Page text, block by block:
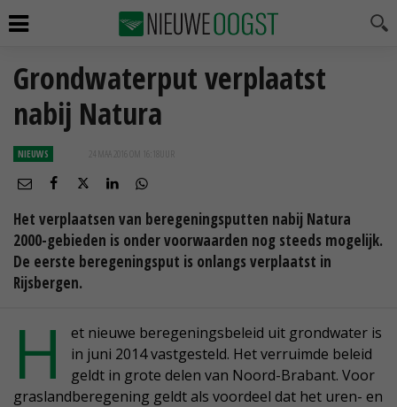
Grondwaterput verplaatst
nabij Natura
NIEUWS 24 MAA 2016 OM 16:18
Het verplaatsen van beregeningsputten nabij Natura
2000-gebieden is onder voorwaarden nog steeds mogelijk.
De eerste beregeningsput is onlangs verplaatst in
Rijsbergen.
H
et nieuwe beregeningsbeleid uit grondwater is
in juni 2014 vastgesteld. Het verruimde beleid
geldt in grote delen van Noord-Brabant. Voor
graslandberegening geldt als voordeel dat het uren- en